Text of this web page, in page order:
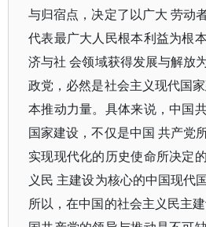
与归宿点，决定了以广大 劳动
代表最广大人民根本利益为根
济与社 会领域获得发展与解放
政党，必然是社会主义现代国
本推动力量。具体来说，中国
国家建设，不仅是中国 共产党
实现现代化的历史使命所决定
义民 主建设为核心的中国现代
所以，在中国的社会主义民主